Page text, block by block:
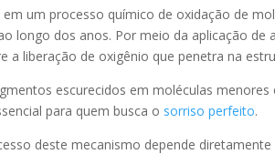
um processo químico de oxidação de
longo dos anos. Por meio da aplicação
a liberação de oxigênio que penetra na
escurecidos em moléculas
para quem busca o sorriso perfeito.
deste mecanismo depende